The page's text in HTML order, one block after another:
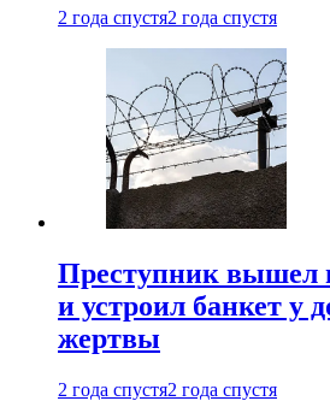
2 года спустя2 года спустя
Преступник вышел
и устроил банкет у
жертвы
2 года спустя2 года спустя